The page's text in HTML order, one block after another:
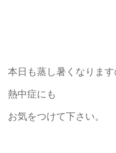
本日も蒸し暑くなりま
熱中症にも
お気をつけて下さい。